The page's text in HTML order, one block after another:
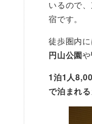
いるので
宿です。
徒歩圏内
円山公園や
1泊1人
で泊まれ